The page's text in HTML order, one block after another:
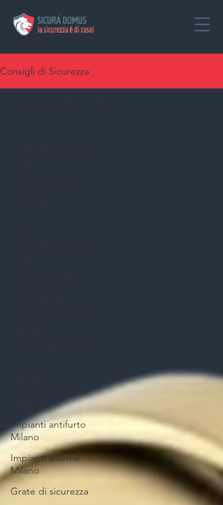
Consigli di Sicurezza
videosorveglianza
Impianti antifurto
Milano
Impianti allarme
Milano
Grate di sicurezza